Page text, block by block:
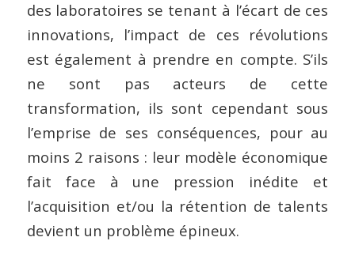
des laboratoires se tenant à l’écart de ces
innovations, l’impact de ces révolutions
est également à prendre en compte. S’ils
ne sont pas acteurs de cette
transformation, ils sont cependant sous
l’emprise de ses conséquences, pour au
moins 2 raisons : leur modèle économique
fait face à une pression inédite et
l’acquisition et/ou la rétention de talents
devient un problème épineux.